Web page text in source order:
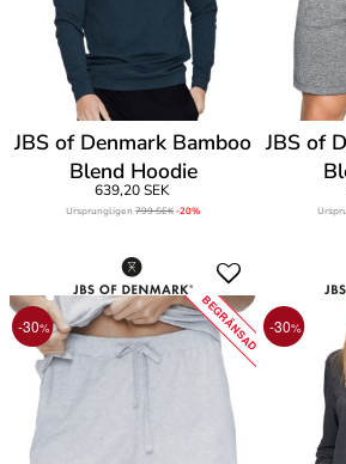
JBS of Denmark Bamboo
Blend Hoodie
639,20 SEK
Ursprungligen799 SEK-20%
JBS of
-30% BEGRÄNSAD-30%